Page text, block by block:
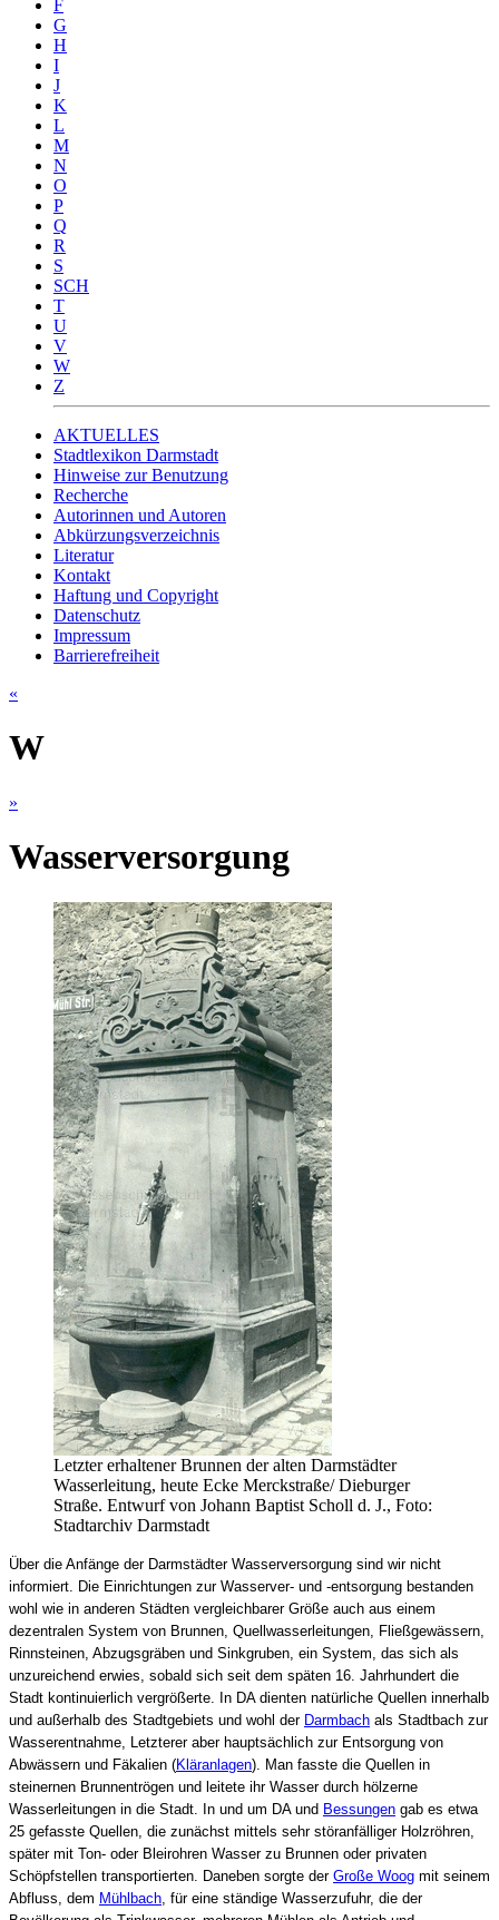
F
G
H
I
J
K
L
M
N
O
P
Q
R
S
SCH
T
U
V
W
Z
AKTUELLES
Stadtlexikon Darmstadt
Hinweise zur Benutzung
Recherche
Autorinnen und Autoren
Abkürzungsverzeichnis
Literatur
Kontakt
Haftung und Copyright
Datenschutz
Impressum
Barrierefreiheit
«
W
»
Wasserversorgung
Letzter erhaltener Brunnen der alten Darmstädter
Wasserleitung, heute Ecke Merckstraße/ Dieburger
Straße. Entwurf von Johann Baptist Scholl d. J., Foto:
Stadtarchiv Darmstadt
Über die Anfänge der Darmstädter Wasserversorgung sind wir nicht
informiert. Die Einrichtungen zur Wasserver- und -entsorgung bestanden
wohl wie in anderen Städten vergleichbarer Größe auch aus einem
dezentralen System von Brunnen, Quellwasserleitungen, Fließgewässern,
Rinnsteinen, Abzugsgräben und Sinkgruben, ein System, das sich als
unzureichend erwies, sobald sich seit dem späten 16. Jahrhundert die
Stadt kontinuierlich vergrößerte. In DA dienten natürliche Quellen innerhalb
und außerhalb des Stadtgebiets und wohl der Darmbach als Stadtbach zur
Wasserentnahme, Letzterer aber hauptsächlich zur Entsorgung von
Abwässern und Fäkalien (Kläranlagen). Man fasste die Quellen in
steinernen Brunnentrögen und leitete ihr Wasser durch hölzerne
Wasserleitungen in die Stadt. In und um DA und Bessungen gab es etwa
25 gefasste Quellen, die zunächst mittels sehr störanfälliger Holzröhren,
später mit Ton- oder Bleirohren Wasser zu Brunnen oder privaten
Schöpfstellen transportierten. Daneben sorgte der Große Woog mit seinem
Abfluss, dem Mühlbach , für eine ständige Wasserzufuhr, die der